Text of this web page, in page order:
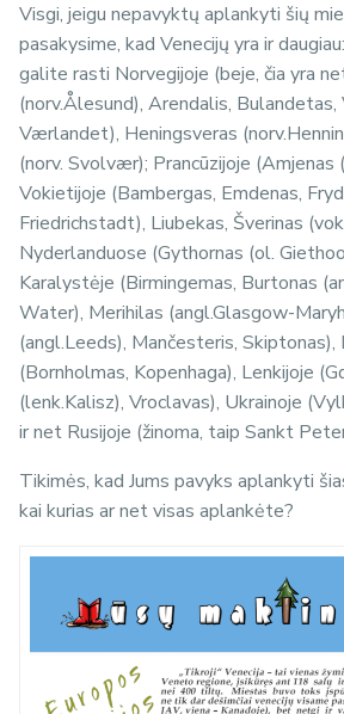
Visgi, jeigu nepavyktų aplankyti šių
pasakysime, kad Venecijų yra ir
galite rasti Norvegijoje (beje, čia yra
(norv.Ålesund), Arendalis, Bulandetas,
Værlandet), Heningsveras
(norv. Svolvær); Prancūzijoje (Amjenas
Vokietijoje (Bambergas, Emdenas,
Friedrichstadt), Liubekas, Šverinas
Nyderlanduose (Gythornas (ol.
Karalystėje (Birmingemas, Burtonas
Water), Merihilas (angl.Glasgow-
(angl.Leeds), Mančesteris, Skiptonas),
(Bornholmas, Kopenhaga), Lenkijoje
(lenk.Kalisz), Vroclavas), Ukrainoje
ir net Rusijoje (žinoma, taip Sankt
Tikimės, kad Jums pavyks aplankyti
kai kurias ar net visas aplankėte?